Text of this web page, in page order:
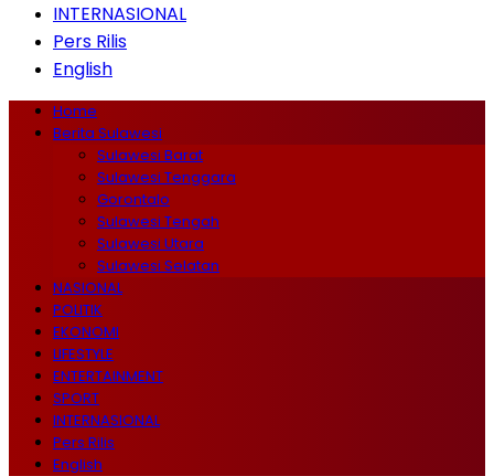
INTERNASIONAL
Pers Rilis
English
Home
Berita Sulawesi
Sulawesi Barat
Sulawesi Tenggara
Gorontalo
Sulawesi Tengah
Sulawesi Utara
Sulawesi Selatan
NASIONAL
POLITIK
EKONOMI
LIFESTYLE
ENTERTAINMENT
SPORT
INTERNASIONAL
Pers Rilis
English